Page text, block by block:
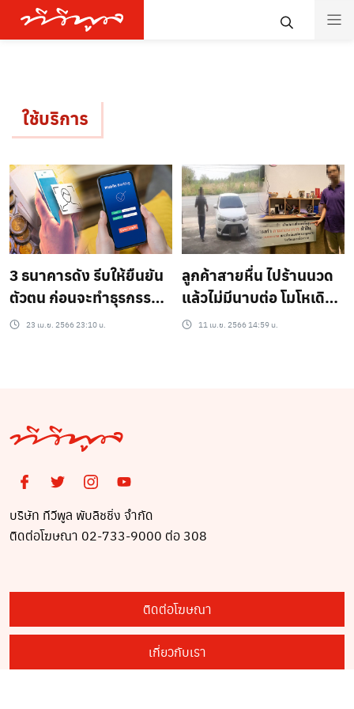
ใช้บริการ
3 ธนาคารดัง รีบให้ยืนยัน
ตัวตน ก่อนจะทำธุรกรรม
บางอย่างไม่ได้
23 เม.ย. 2566 23:10 น.
ลูกค้าสายหื่น ไปร้านนวด
แล้วไม่มีนาบต่อ โมโหเดิน
ออกไปเงินก็ไม่จ่าย
11 เม.ย. 2566 14:59 น.
บริษัท ทีวีพูล พับลิชชิ่ง จำกัด
ติดต่อโฆษณา 02-733-9000 ต่อ 308
ติดต่อโฆษณา
เกี่ยวกับเรา